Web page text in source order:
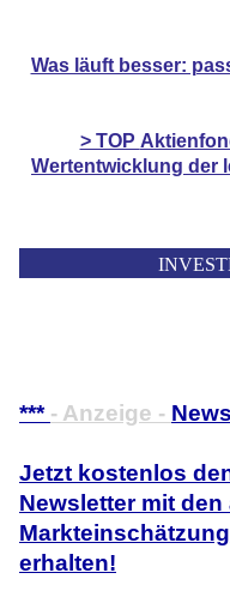
Was läuft besser:
> TOP
Wertentwicklung der
*** - Anzeige -
Jetzt kostenlos
Newsletter mit
erhalten!